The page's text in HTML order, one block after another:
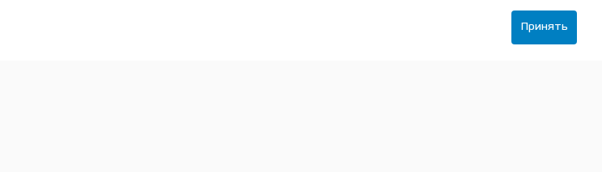
В 2026 году мероприятия по восстановлению
более 14,4 тыс. га, в том числе искусственное
Принять